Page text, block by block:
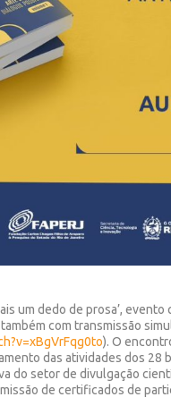
um dedo de prosa’,
com transmissão
). O
das atividades dos 28
do setor de divulgação
de certificados de